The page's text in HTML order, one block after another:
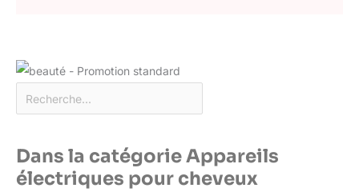
Dans la catégorie Appareils
électriques pour cheveux